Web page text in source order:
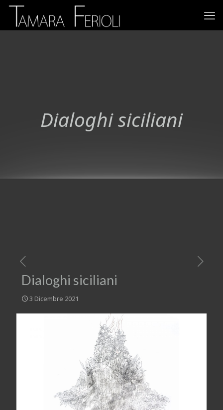
Dialoghi siciliani
Dialoghi siciliani
3 Dicembre 2021